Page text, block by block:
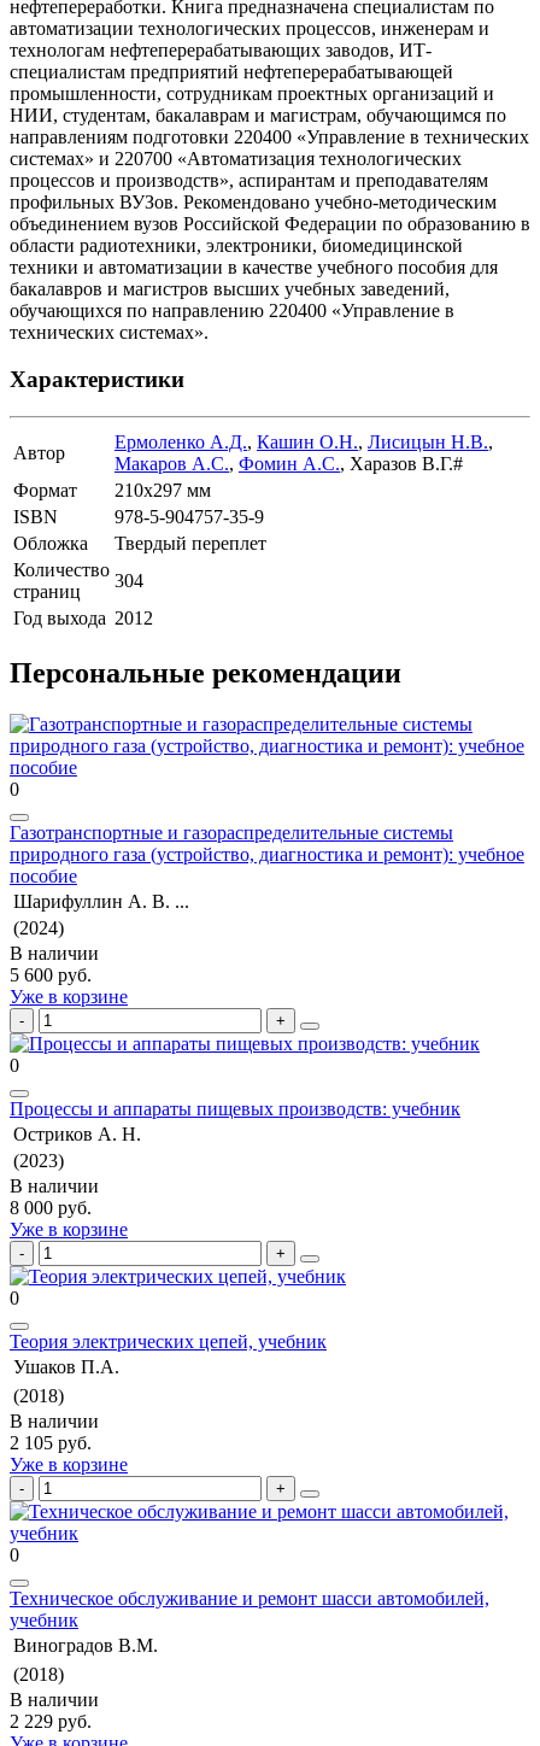
нефтепереработки. Книга предназначена специалистам по
автоматизации технологических процессов, инженерам и
технологам нефтеперерабатывающих заводов, ИТ-
специалистам предприятий нефтеперерабатывающей
промышленности, сотрудникам проектных организаций и
НИИ, студентам, бакалаврам и магистрам, обучающимся по
направлениям подготовки 220400 «Управление в технических
системах» и 220700 «Автоматизация технологических
процессов и производств», аспирантам и преподавателям
профильных ВУЗов. Рекомендовано учебно-методическим
объединением вузов Российской Федерации по образованию в
области радиотехники, электроники, биомедицинской
техники и автоматизации в качестве учебного пособия для
бакалавров и магистров высших учебных заведений,
обучающихся по направлению 220400 «Управление в
технических системах».
Характеристики
Автор
Ермоленко А.Д., Кашин О.Н., Лисицын Н.В.,
Макаров А.С., Фомин А.С., Харазов В.Г.#
Формат
210х297 мм
ISBN
978-5-904757-35-9
Обложка
Твердый переплет
Количество
страниц
304
Год выхода 2012
Персональные рекомендации
0
Газотранспортные и газораспределительные системы
природного газа (устройство, диагностика и ремонт): учебное
пособие
Шарифуллин А. В. ...
(2024)
В наличии
5 600 руб.
Уже в корзине
0
Процессы и аппараты пищевых производств: учебник
Остриков А. Н.
(2023)
В наличии
8 000 руб.
Уже в корзине
0
Теория электрических цепей, учебник
Ушаков П.А.
(2018)
В наличии
2 105 руб.
Уже в корзине
0
Техническое обслуживание и ремонт шасси автомобилей,
учебник
Виноградов В.М.
(2018)
В наличии
2 229 руб.